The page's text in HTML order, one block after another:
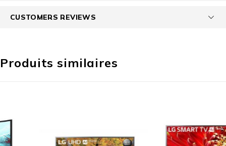
CUSTOMERS REVIEWS
Produits similaires